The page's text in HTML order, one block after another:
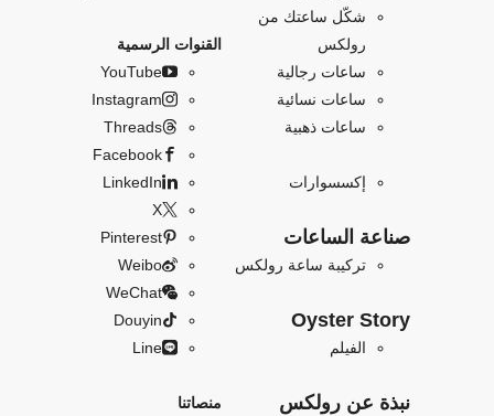
شكّل ساعتك من
رولكس
ساعات رجالية
ساعات نسائية
ساعات ذهبية
إكسسوارات
صناعة الساعات
تركيبة ساعة رولكس
Oyster Story
الفيلم
نبذة عن رولكس
القنوات الرسمية
YouTube
Instagram
Threads
Facebook
LinkedIn
X
Pinterest
Weibo
WeChat
Douyin
Line
منصاتنا